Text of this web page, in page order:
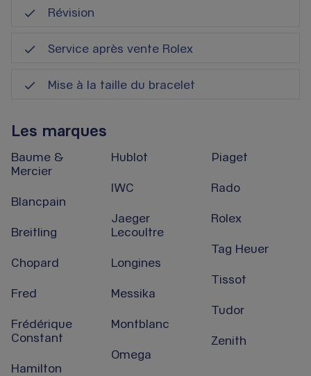
Révision
Service après vente Rolex
Mise à la taille du bracelet
Les marques
Baume &
Mercier
Blancpain
Breitling
Chopard
Fred
Frédérique
Constant
Hamilton
Hublot
IWC
Jaeger
Lecoultre
Longines
Messika
Montblanc
Omega
Piaget
Rado
Rolex
Tag Heuer
Tissot
Tudor
Zenith